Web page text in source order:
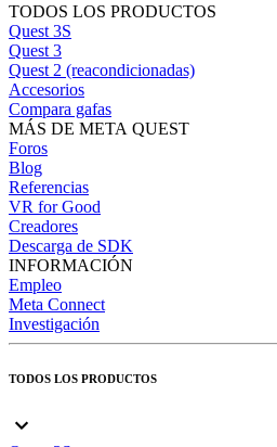
TODOS LOS PRODUCTOS
Quest 3S
Quest 3
Quest 2 (reacondicionadas)
Accesorios
Compara gafas
MÁS DE META QUEST
Foros
Blog
Referencias
VR for Good
Creadores
Descarga de SDK
INFORMACIÓN
Empleo
Meta Connect
Investigación
TODOS LOS PRODUCTOS